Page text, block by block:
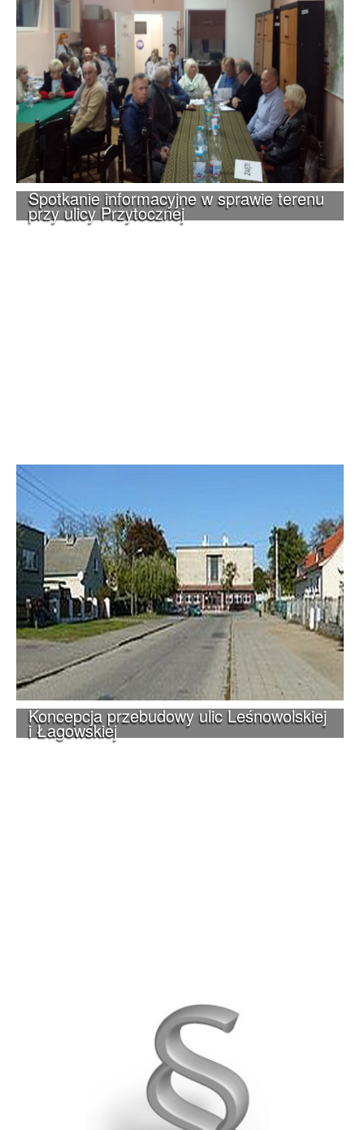
Spotkanie informacyjne w sprawie terenu
przy ulicy Przytocznej
Koncepcja przebudowy ulic Leśnowolskiej
i Łagowskiej